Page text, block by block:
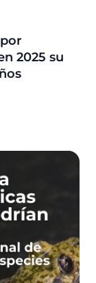
2025 su